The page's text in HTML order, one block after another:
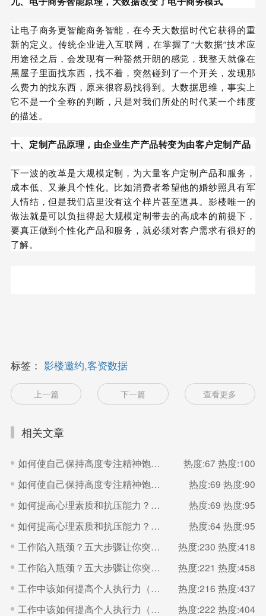
让电子商务更智能商务智能，在今天大数据时代它获得的重
新的定义。传统企业进入互联网，在掌握了“大数据”技术应
用途径之后，会发现有一种豁然开朗的感觉，我整天就像在
黑屋子里面找东西，找不着，突然碰到了一个开关，发现那
么费力的找东西，原来很容易找得到。大数据思维，事实上
它不是一个全称的判断，只是对我们所处的时代某一个纬度
的描述。
十、定制产品原理，由企业生产产品转变为由客户定制产品
下一波的改革是大规模定制，为大量客户定制产品和服务，
成本低、又兼具个性化。比如消费者希望他的婚纱照具有军
人情结，但是我们店里没有这个样片甚至道具。影楼唯一的
做法就是可以负担得起大规模定制带去的高成本的前提下，
要真正做到个性化产品和服务，就必须对客户需求有很好的
了解。
标签： 影楼邀约,客资数据
上一篇 下一篇 查看更多
相关文章
如何使自己保持高度专注精神饱满的状态？（二） 热度:67 热度:100
如何使自己保持高度专注精神饱满的状态？（一）
热度:69 热度:90
如何提高心理素质和抗压能力？（二）
热度:69 热度:95
如何提高心理素质和抗压能力？（一）
热度:64 热度:95
工作陷入瓶颈？五大步骤让你突破（二）
热度:230 热度:418
工作陷入瓶颈？五大步骤让你突破（一）
热度:221 热度:458
工作中该如何提高个人执行力（二）
热度:216 热度:437
工作中该如何提高个人执行力（一）
热度:222 热度:404